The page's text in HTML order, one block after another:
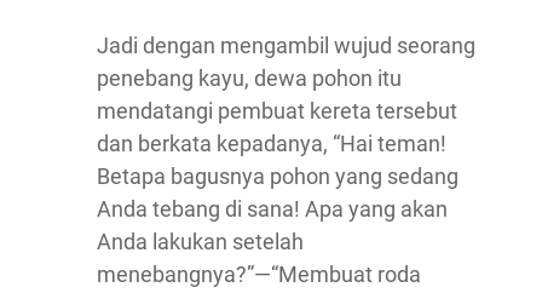
Jadi dengan mengambil wujud seorang
penebang kayu, dewa pohon itu
mendatangi pembuat kereta tersebut
dan berkata kepadanya, “Hai teman!
Betapa bagusnya pohon yang sedang
Anda tebang di sana! Apa yang akan
Anda lakukan setelah
menebangnya?”—“Membuat roda